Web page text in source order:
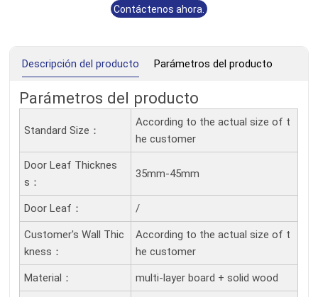
Contáctenos ahora.
Descripción del producto Parámetros del producto
Parámetros del producto
Standard Size：
According to the actual size of t
he customer
Door Leaf Thicknes
S：
35mm-45mm
Door Leaf： /
Customer's Wall Thic
Kness：
According to the actual size of t
he customer
Material： multi-layer board + solid wood